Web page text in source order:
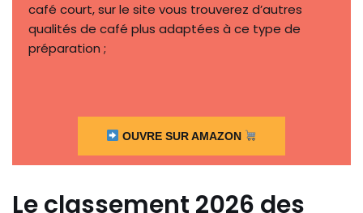
café court, sur le site vous trouverez d’autres
qualités de café plus adaptées à ce type de
préparation ;
OUVRE SUR AMAZON
Le classement 2026 des